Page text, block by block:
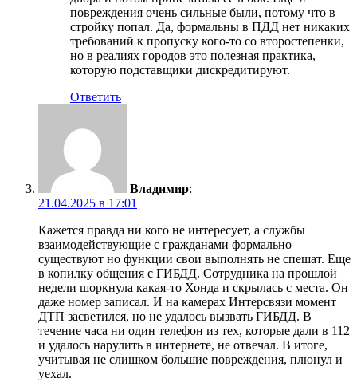
повреждения очень сильные были, потому что в
стройку попал. Да, формальны в ПДД нет никаких
требований к пропуску кого-то со второстепенки,
но в реалиях городов это полезная практика,
которую подставщики дискредитируют.
Ответить
Владимир:
21.04.2025 в 17:01
Кажется правда ни кого не интересует, а службы
взаимодействующие с гражданами формально
существуют но функции свои выполнять не спешат. Еще
в копилку общения с ГИБДД. Сотрудника на прошлой
недели шоркнула какая-то Хонда и скрылась с места. Он
даже номер записал. И на камерах Интерсвязи момент
ДТП засветился, но не удалось вызвать ГИБДД. В
течение часа ни один телефон из тех, которые дали в 112
и удалось нарулить в интернете, не отвечал. В итоге,
учитывая не слишком большие повреждения, плюнул и
уехал.